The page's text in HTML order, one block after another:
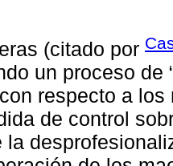
(citado por
un proceso de
respecto a
de control
la